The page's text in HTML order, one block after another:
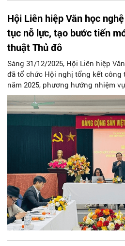
Hội Liên hiệp Văn học
tục nỗ lực, tạo bước tiến
thuật Thủ đô
Sáng 31/12/2025, Hội Liên hiệp
đã tổ chức Hội nghị tổng kết công
năm 2025, phương hướng nhiệm
nghị có bà Lê Thị Ánh Mai - Phó
Thể thao Hà Nội; ông Hoàng
hóa Văn nghệ Ban Tuyên giáo
Liên hiệp Văn học Nghệ thuât Hà
Chiêm - Chủ tịch Hội, các đồng chí
Ban Kiểm tra, đại diện lãnh đạo 9